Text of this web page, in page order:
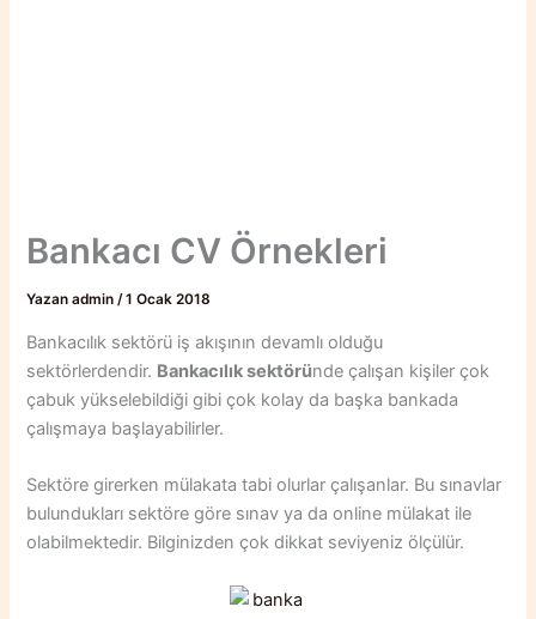
Bankacı CV Örnekleri
Yazan admin/1 Ocak 2018
Bankacılık sektörü iş akışının devamlı olduğu
sektörlerdendir. Bankacılık sektöründe çalışan kişiler çok
çabuk yükselebildiği gibi çok kolay da başka bankada
çalışmaya başlayabilirler.
Sektöre girerken mülakata tabi olurlar çalışanlar. Bu sınavlar
bulundukları sektöre göre sınav ya da online mülakat ile
olabilmektedir. Bilginizden çok dikkat seviyeniz ölçülür.